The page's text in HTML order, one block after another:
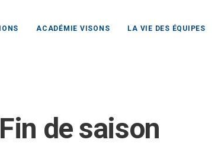
ACADÉMIE VISONS LA VIE DES ÉQUIPES
Fin de saison